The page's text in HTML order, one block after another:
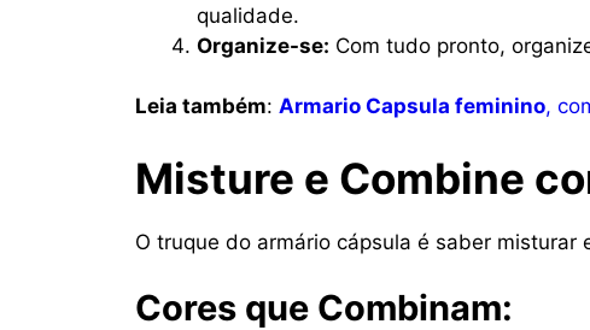
qualidade.
Organize-se: Com tudo pronto,
Leia também: Armario Capsula feminino,
Misture e Combine
O truque do armário cápsula é saber misturar
Cores que Combinam: